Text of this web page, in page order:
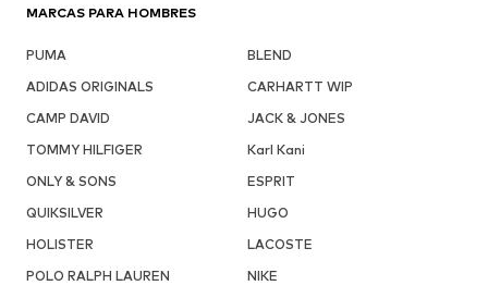
MARCAS PARA HOMBRES
PUMA
BLEND
ADIDAS ORIGINALS
CARHARTT WIP
CAMP DAVID
JACK & JONES
TOMMY HILFIGER
Karl Kani
ONLY & SONS
ESPRIT
QUIKSILVER
HUGO
HOLISTER
LACOSTE
POLO RALPH LAUREN
NIKE